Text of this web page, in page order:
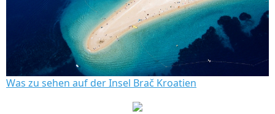
Was zu sehen auf der Insel Brač Kroatien